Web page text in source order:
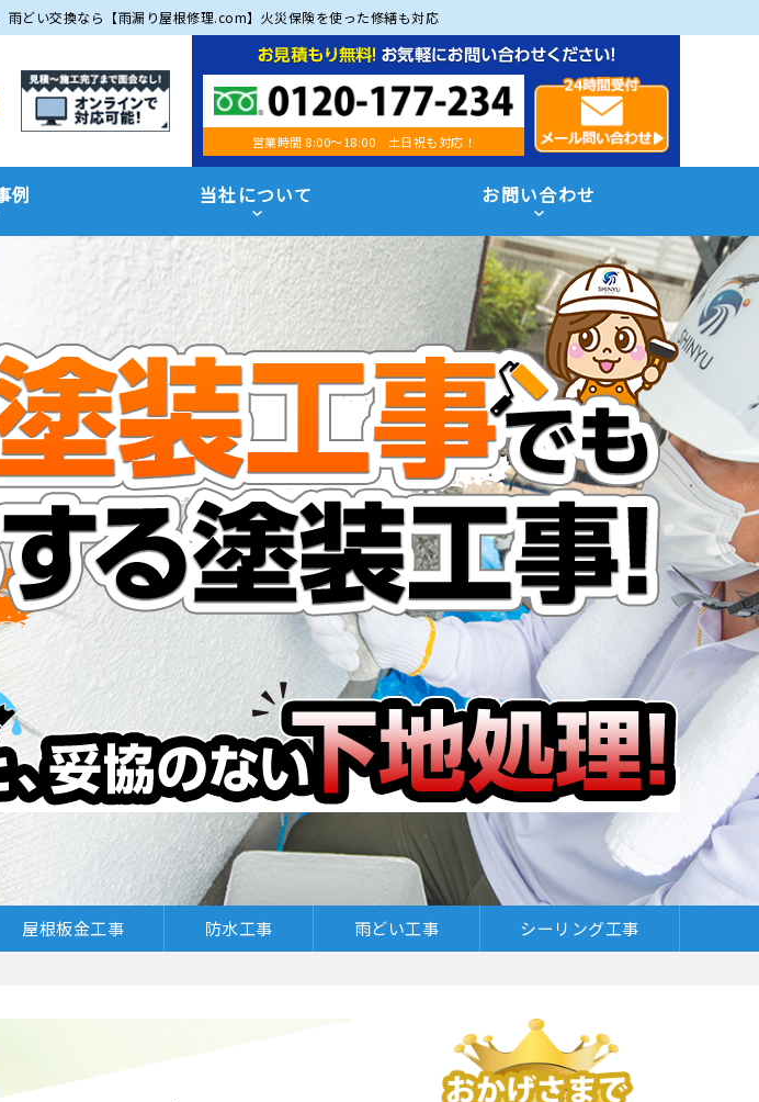
どい交換なら【雨漏り屋根修理.com】火災保険を使った修繕も対応
営業時間 8:00～18:00 土日祝も対応！
例 当社について お問い合わせ
屋根板金工事 防水工事 雨どい工事 シーリング工事